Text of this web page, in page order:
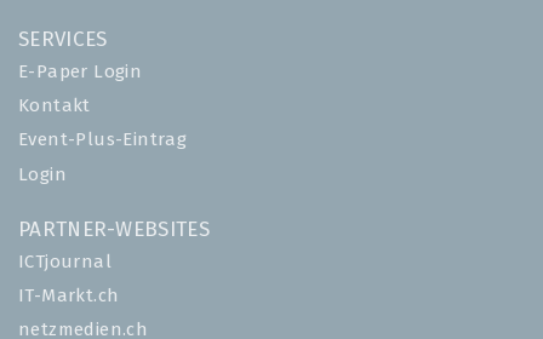
SERVICES
E-Paper Login
Kontakt
Event-Plus-Eintrag
Login
PARTNER-WEBSITES
ICTjournal
IT-Markt.ch
netzmedien.ch